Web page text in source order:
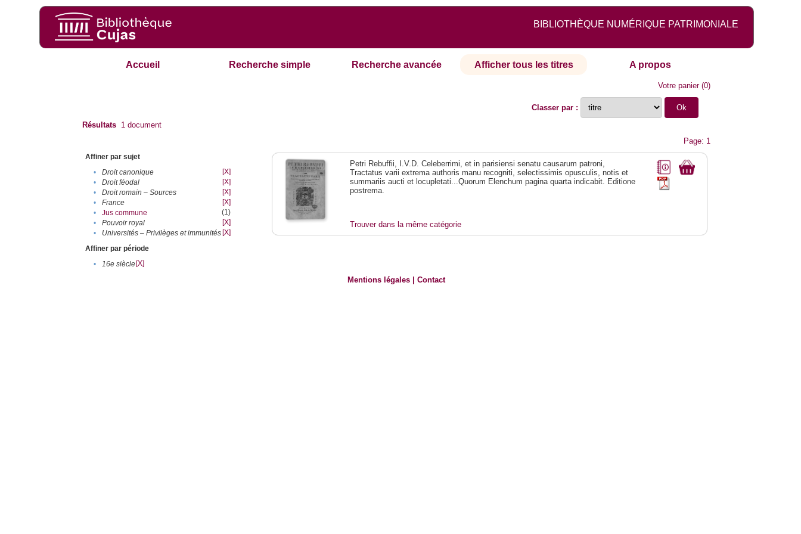
BIBLIOTHÈQUE NUMÉRIQUE PATRIMONIALE
Accueil Recherche simple Recherche avancée Afficher tous les titres A propos
Votre panier(0)
Classer par :
Résultats 1 document
Page: 1
Affiner par sujet
•
Droit canonique
[X]
•
Droit féodal
[X]
•
Droit romain – Sources
[X]
•
France
[X]
•
Jus commune
(1)
•
Pouvoir royal
[X]
•
Universités – Privilèges et immunités [X]
Affiner par période
•
16e siècle[X]
Petri Rebuffii, I.V.D. Celeberrimi, et in parisiensi senatu causarum patroni,
Tractatus varii extrema authoris manu recogniti, selectissimis opusculis, notis et
summariis aucti et locupletati...Quorum Elenchum pagina quarta indicabit. Editione
postrema.
Trouver dans la même catégorie
Mentions légales |Contact